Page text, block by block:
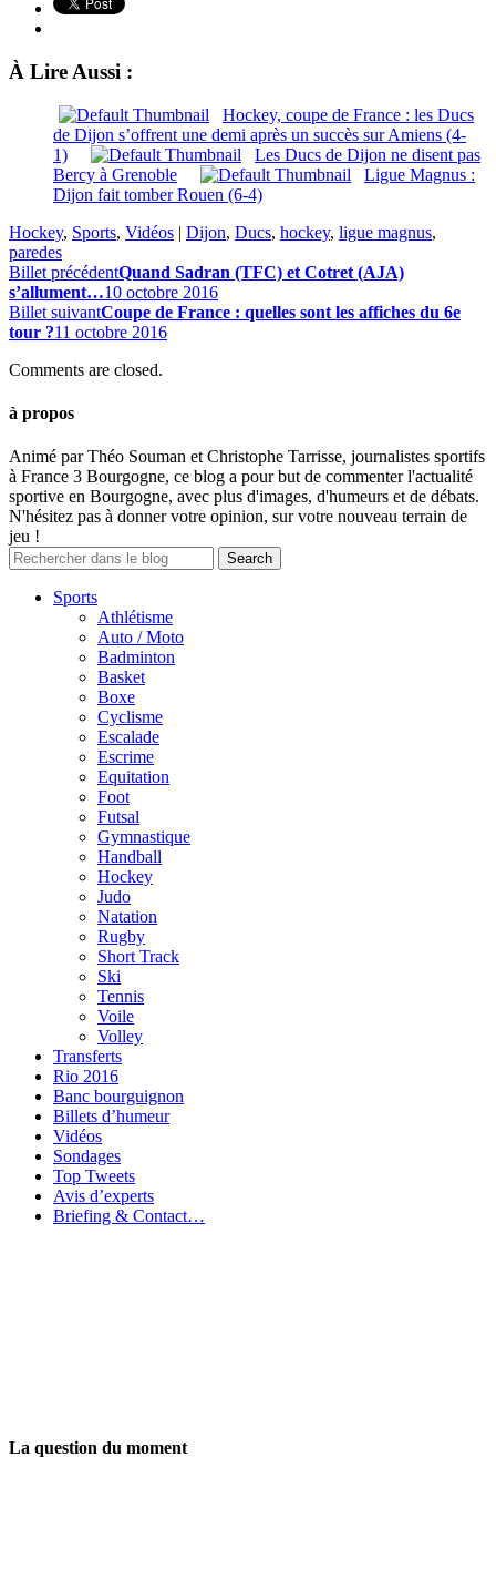
À Lire Aussi :
Hockey, coupe de France : les Ducs
de Dijon s’offrent une demi après un succès sur Amiens (4-
1)
Les Ducs de Dijon ne disent pas
Bercy à Grenoble
Ligue Magnus :
Dijon fait tomber Rouen (6-4)
Hockey, Sports, Vidéos | Dijon, Ducs, hockey, ligue magnus,
paredes
Billet précédentQuand Sadran (TFC) et Cotret (AJA)
s’allument…10 octobre 2016
Billet suivantCoupe de France : quelles sont les affiches du 6e
tour ?11 octobre 2016
Comments are closed.
à propos
Animé par Théo Souman et Christophe Tarrisse, journalistes sportifs
à France 3 Bourgogne, ce blog a pour but de commenter l'actualité
sportive en Bourgogne, avec plus d'images, d'humeurs et de débats.
N'hésitez pas à donner votre opinion, sur votre nouveau terrain de
jeu !
Sports
Athlétisme
Auto / Moto
Badminton
Basket
Boxe
Cyclisme
Escalade
Escrime
Equitation
Foot
Futsal
Gymnastique
Handball
Hockey
Judo
Natation
Rugby
Short Track
Ski
Tennis
Voile
Volley
Transferts
Rio 2016
Banc bourguignon
Billets d’humeur
Vidéos
Sondages
Top Tweets
Avis d’experts
Briefing & Contact…
La question du moment